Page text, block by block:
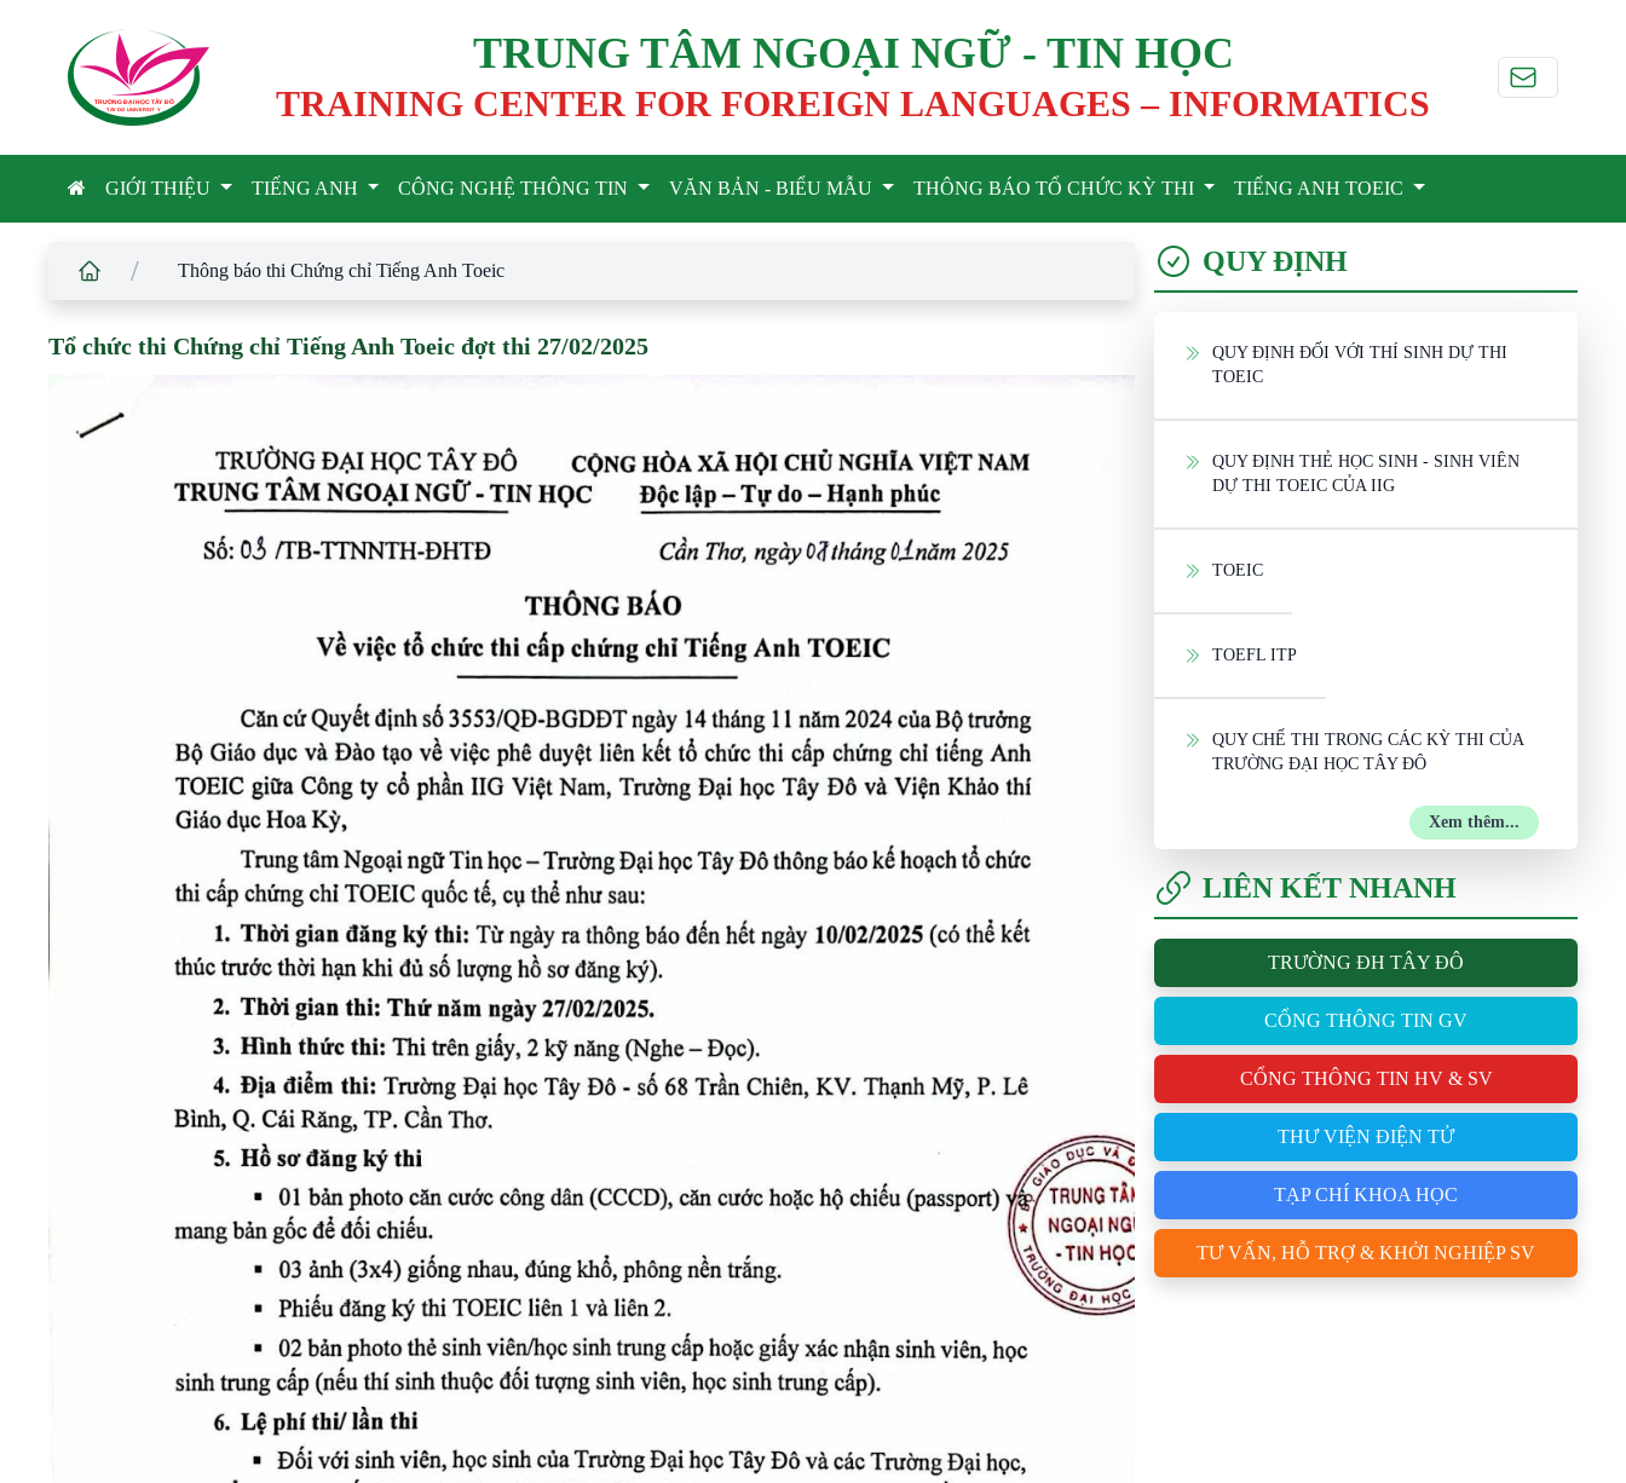
TRƯỜNG ĐẠI HỌC TÂY ĐÔ
TAY DO UNIVERSIT Y
TRUNG TÂM NGOẠI NGỮ - TIN HỌC
TRAINING CENTER FOR FOREIGN LANGUAGES – INFORMATICS
GIỚI THIỆU TIẾNG ANH CÔNG NGHỆ THÔNG TIN VĂN BẢN - BIỂU MẪU THÔNG BÁO TỔ CHỨC KỲ THI TIẾNG ANH TOEIC
/ Thông báo thi Chứng chỉ Tiếng Anh Toeic
Tổ chức thi Chứng chỉ Tiếng Anh Toeic đợt thi 27/02/2025
QUY ĐỊNH
QUY ĐỊNH ĐỐI VỚI THÍ SINH DỰ THI
TOEIC
QUY ĐỊNH THẺ HỌC SINH - SINH VIÊN
DỰ THI TOEIC CỦA IIG
TOEIC
TOEFL ITP
QUY CHẾ THI TRONG CÁC KỲ THI CỦA
TRƯỜNG ĐẠI HỌC TÂY ĐÔ
Xem thêm...
LIÊN KẾT NHANH
TRƯỜNG ĐH TÂY ĐÔ
CỔNG THÔNG TIN GV
CỔNG THÔNG TIN HV & SV
THƯ VIỆN ĐIỆN TỬ
TẠP CHÍ KHOA HỌC
TƯ VẤN, HỖ TRỢ & KHỞI NGHIỆP SV